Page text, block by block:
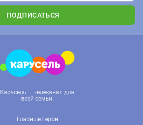
ПОДПИСАТЬСЯ
Карусель — телеканал для
всей семьи.
Главные Герои